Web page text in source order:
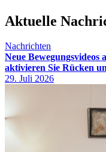
Aktuelle
Nachrichten
Neue
aktivieren Sie Rücken
29. Juli 2026